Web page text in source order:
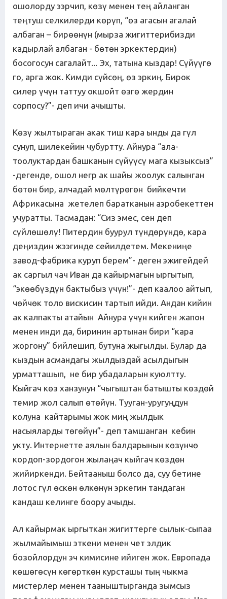
ошолорду ээрчип, көзү менен тең айланган
теңтуш селкилерди көрүп, “өз агасын агалай
албаган – бирөөнүн (мырза жигиттерибизди
кадырлай албаган - бөтөн эркектердин)
босогосун сагалайт... Эх, татына кыздар! Сүйүүгө
го, арга жок. Кимди сүйсөң, өз эркиң. Бирок
силер үчүн таттуу окшойт өзгө жердин
сорпосу?”- деп ичи ачышты.
Көзү жылтыраган акак тиш кара ынды да гүл
сунуп, шилекейин чубуртту. Айнура “ала-
тоолуктардан башканын сүйүүсү мага кызыксыз”
-дегенде, ошол негр ак шайы жоолук салынган
бөтөн бир, алчадай мөлтүрөгөн бийкечти
Африкасына жетелеп баратканын аэробекеттен
учуратты. Тасмадан: “Сиз эмес, сен деп
сүйлөшөлү! Питердин буурул түндөрүндө, кара
деңиздин жээгинде сейилдетем. Мекениңе
завод-фабрика куруп берем”- деген эжигейдей
ак саргыл чач Иван да кайырмагын ыргытып,
“экөөбүздүн бактыбыз үчүн!”- деп каалоо айтып,
чөйчөк толо вискисин тартып ийди. Андан кийин
ак калпакты атайын Айнура үчүн кийген жапон
менен инди да, биринин артынан бири “кара
жоргону” бийлешип, бутуна жыгылды. Булар да
кыздын асмандагы жылдыздай асылдыгын
урматташып, не бир убадаларын куюлтту.
Кыйгач көз ханзунун “чыгыштан батышты көздөй
темир жол салып өтөйүн. Тууган-уругуңдун
колуна кайтарымы жок миң жылдык
насыяларды төгөйүн”- деп тамшанган кебин
укту. Интернетте аялын балдарынын көзүнчө
кордоп-зордогон жылаңач кыйгач көздөн
жийиркенди. Бейтааныш болсо да, суу бетине
лотос гүл өскөн өлкөнүн эркегин тандаган
кандаш келинге боору ачыды.
Ал кайырмак ыргыткан жигиттерге сылык-сыпаа
жылмайымыш эткени менен чет элдик
бозойлордун эч кимисине ийиген жок. Европада
көшөгөсүн көгөрткөн курсташы тың чыкма
мистерлер менен тааныштырганда зымсыз